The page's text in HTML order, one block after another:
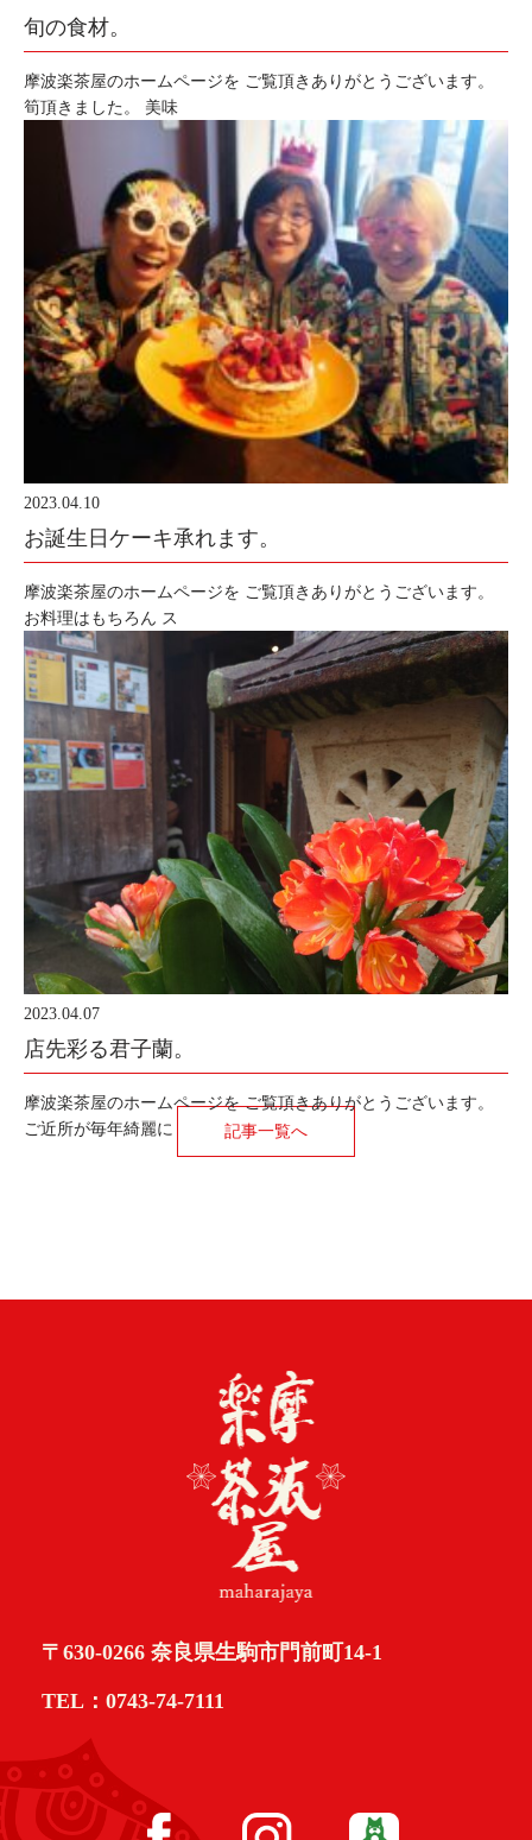
旬の食材。
摩波楽茶屋のホームページを ご覧頂きありがとうございます。
筍頂きました。 美味
2023.04.10
お誕生日ケーキ承れます。
摩波楽茶屋のホームページを ご覧頂きありがとうございます。
お料理はもちろん ス
2023.04.07
店先彩る君子蘭。
摩波楽茶屋のホームページを ご覧頂きありがとうございます。
ご近所が毎年綺麗に
記事一覧へ
〒630-0266 奈良県生駒市門前町14-1
TEL：0743-74-7111